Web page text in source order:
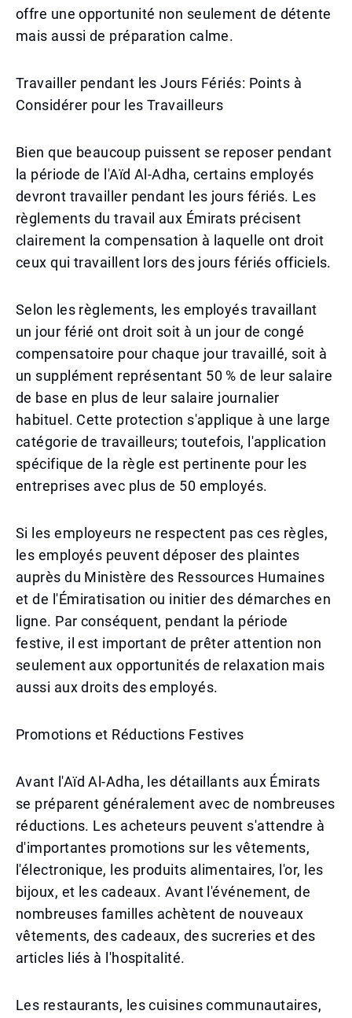
offre une opportunité non seulement de détente
mais aussi de préparation calme.
Travailler pendant les Jours Fériés: Points à
Considérer pour les Travailleurs
Bien que beaucoup puissent se reposer pendant
la période de l'Aïd Al-Adha, certains employés
devront travailler pendant les jours fériés. Les
règlements du travail aux Émirats précisent
clairement la compensation à laquelle ont droit
ceux qui travaillent lors des jours fériés officiels.
Selon les règlements, les employés travaillant
un jour férié ont droit soit à un jour de congé
compensatoire pour chaque jour travaillé, soit à
un supplément représentant 50 % de leur salaire
de base en plus de leur salaire journalier
habituel. Cette protection s'applique à une large
catégorie de travailleurs; toutefois, l'application
spécifique de la règle est pertinente pour les
entreprises avec plus de 50 employés.
Si les employeurs ne respectent pas ces règles,
les employés peuvent déposer des plaintes
auprès du Ministère des Ressources Humaines
et de l'Émiratisation ou initier des démarches en
ligne. Par conséquent, pendant la période
festive, il est important de prêter attention non
seulement aux opportunités de relaxation mais
aussi aux droits des employés.
Promotions et Réductions Festives
Avant l'Aïd Al-Adha, les détaillants aux Émirats
se préparent généralement avec de nombreuses
réductions. Les acheteurs peuvent s'attendre à
d'importantes promotions sur les vêtements,
l'électronique, les produits alimentaires, l'or, les
bijoux, et les cadeaux. Avant l'événement, de
nombreuses familles achètent de nouveaux
vêtements, des cadeaux, des sucreries et des
articles liés à l'hospitalité.
Les restaurants, les cuisines communautaires,